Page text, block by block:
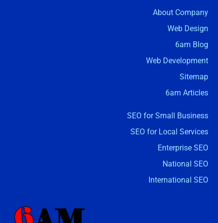
About Company
Web Design
6am Blog
Web Development
Sitemap
6am Articles
SEO for Small Business
SEO for Local Services
Enterprise SEO
National SEO
International SEO